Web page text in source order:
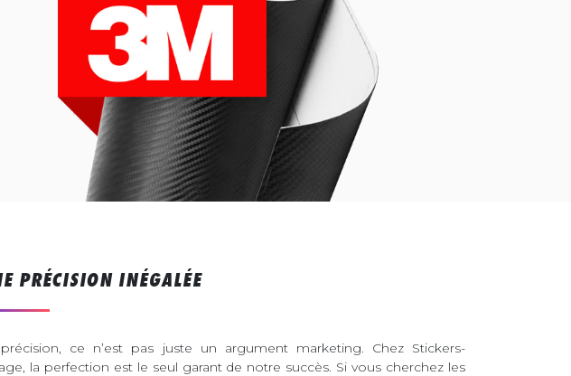
PRÉCISION INÉGALÉE
ce n’est pas juste un argument marketing. Chez Stickers-
la perfection est le seul garant de notre succès. Si vous cherchez les